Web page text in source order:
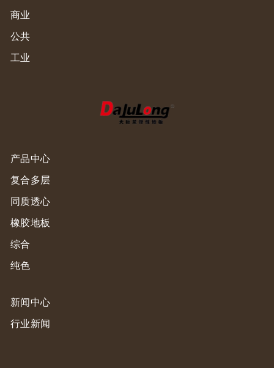
商业
公共
工业
产品中心
复合多层
同质透心
橡胶地板
综合
纯色
新闻中心
行业新闻